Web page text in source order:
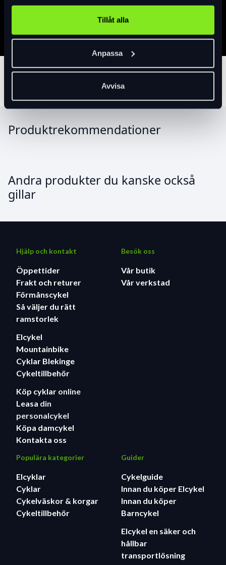
Tillåt alla
Anpassa
Avvisa
Specifikation
Produktrekommendationer
Andra produkter du kanske också
gillar
Hjälp och kontakt
Öppettider
Frakt och returer
Förmånscykel
Så väljer du rätt
ramstorlek
Elcykel
Mountainbike
Cyklar Blekinge
Cykeltillbehör
Köp cyklar online
Leasa din
personalcykel
Köpa damcykel
Kontakta oss
Besök oss
Vår butik
Vår verkstad
Populära kategorier
Elcyklar
Cyklar
Cykelväskor & korgar
Cykeltillbehör
Guider
Cykelguide
Innan du köper Elcykel
Innan du köper
Barncykel
Elcykel en säker och
hållbar
transportlösning